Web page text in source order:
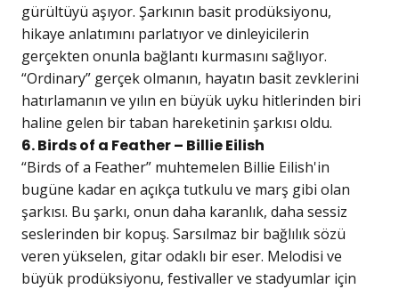
gürültüyü aşıyor. Şarkının basit prodüksiyonu,
hikaye anlatımını parlatıyor ve dinleyicilerin
gerçekten onunla bağlantı kurmasını sağlıyor.
“Ordinary” gerçek olmanın, hayatın basit zevklerini
hatırlamanın ve yılın en büyük uyku hitlerinden biri
haline gelen bir taban hareketinin şarkısı oldu.
6. Birds of a Feather – Billie Eilish
“Birds of a Feather” muhtemelen Billie Eilish'in
bugüne kadar en açıkça tutkulu ve marş gibi olan
şarkısı. Bu şarkı, onun daha karanlık, daha sessiz
seslerinden bir kopuş. Sarsılmaz bir bağlılık sözü
veren yükselen, gitar odaklı bir eser. Melodisi ve
büyük prodüksiyonu, festivaller ve stadyumlar için